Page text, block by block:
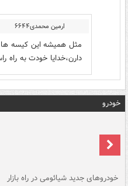
ارمین محمدی۶۶۴۴
مثل همیشه این کیسه
دارن،خدایا خودت به
خودرو
خودروهای جدید شیائومی در راه بازار